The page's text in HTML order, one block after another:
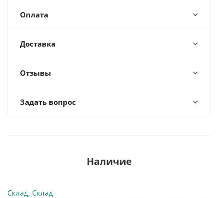
Оплата
Доставка
Отзывы
Задать вопрос
Наличие
Склад, Склад